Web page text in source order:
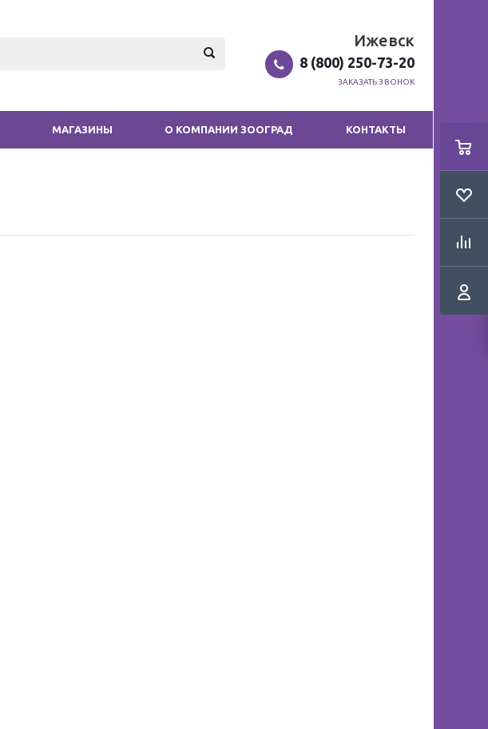
Ижевск
8 (800) 250-73-20
ЗАКАЗАТЬ ЗВОНОК
МАГАЗИНЫ О КОМПАНИИ ЗООГРАД КОНТАКТЫ